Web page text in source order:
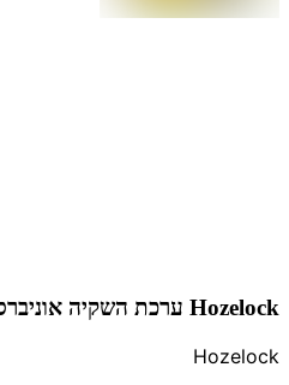
Hozelock ערכת השקיה אוניברסלית במיכלים (7024)
Hozelock